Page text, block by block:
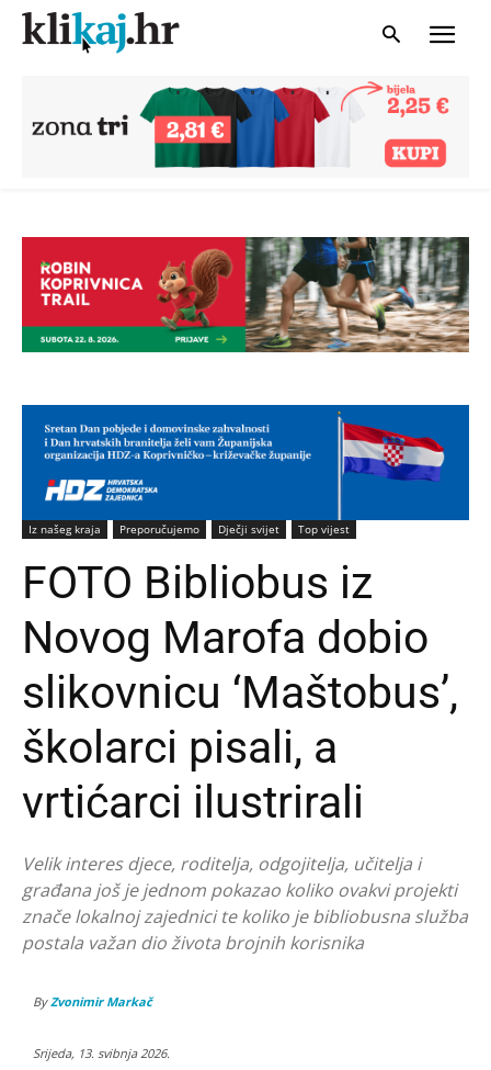
Iz našeg kraja Preporučujemo Dječji svijet Top vijest
FOTO Bibliobus iz
Novog Marofa dobio
slikovnicu ‘Maštobus’,
školarci pisali, a
vrtićarci ilustrirali
Velik interes djece, roditelja, odgojitelja, učitelja i
građana još je jednom pokazao koliko ovakvi projekti
znače lokalnoj zajednici te koliko je bibliobusna služba
postala važan dio života brojnih korisnika
By Zvonimir Markač
Srijeda, 13. svibnja 2026.